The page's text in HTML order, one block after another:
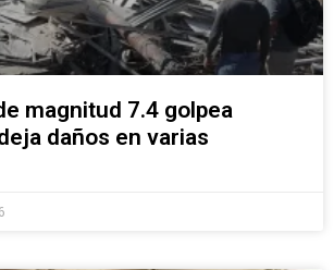
magnitud 7.4 golpea
daños en varias